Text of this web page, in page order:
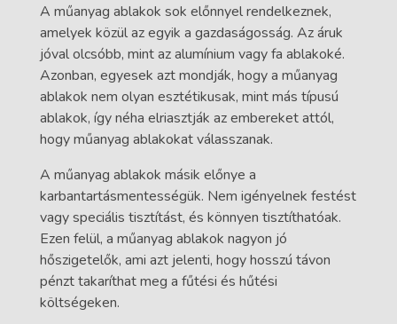
A műanyag ablakok sok előnnyel rendelkeznek,
amelyek közül az egyik a gazdaságosság. Az áruk
jóval olcsóbb, mint az alumínium vagy fa ablakoké.
Azonban, egyesek azt mondják, hogy a műanyag
ablakok nem olyan esztétikusak, mint más típusú
ablakok, így néha elriasztják az embereket attól,
hogy műanyag ablakokat válasszanak.
A műanyag ablakok másik előnye a
karbantartásmentességük. Nem igényelnek festést
vagy speciális tisztítást, és könnyen tisztíthatóak.
Ezen felül, a műanyag ablakok nagyon jó
hőszigetelők, ami azt jelenti, hogy hosszú távon
pénzt takaríthat meg a fűtési és hűtési
költségeken.